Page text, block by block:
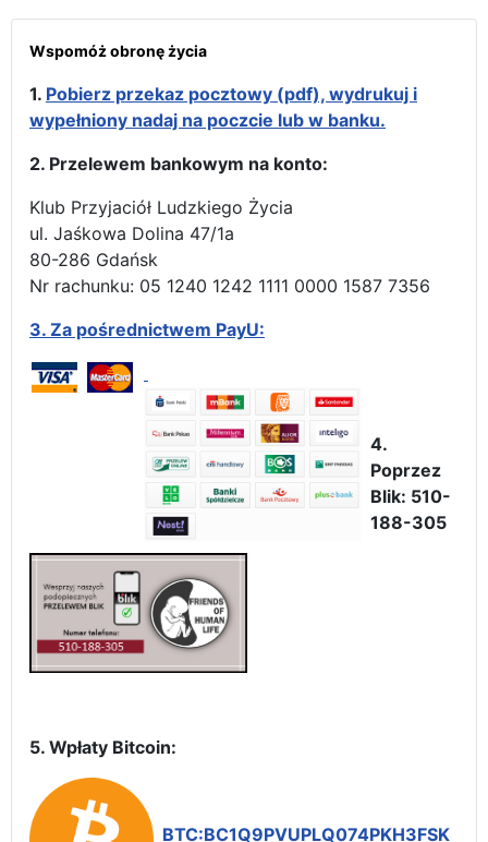
Wspomóż obronę życia
1. Pobierz przekaz pocztowy (pdf), wydrukuj i
wypełniony nadaj na poczcie lub w banku.
2. Przelewem bankowym na konto:
Klub Przyjaciół Ludzkiego Życia
ul. Jaśkowa Dolina 47/1a
80-286 Gdańsk
Nr rachunku: 05 1240 1242 1111 0000 1587 7356
3. Za pośrednictwem PayU:
4.
Poprzez
Blik: 510-
188-305
5. Wpłaty Bitcoin:
BTC:BC1Q9PVUPLQ074PKH3FSK